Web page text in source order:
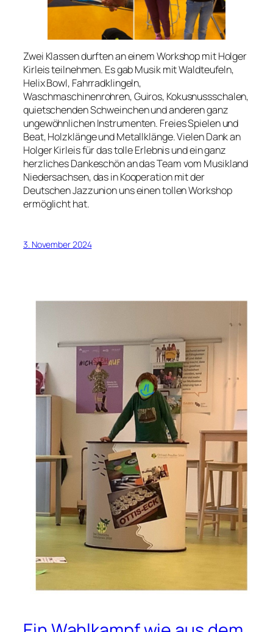
Zwei Klassen durften an einem Workshop mit Holger
Kirleis teilnehmen. Es gab Musik mit Waldteufeln,
Helix Bowl, Fahrradklingeln,
Waschmaschinenrohren, Guiros, Kokusnussschalen,
quietschenden Schweinchen und anderen ganz
ungewöhnlichen Instrumenten. Freies Spielen und
Beat, Holzklänge und Metallklänge. Vielen Dank an
Holger Kirleis für das tolle Erlebnis und ein ganz
herzliches Dankeschön an das Team vom Musikland
Niedersachsen, das in Kooperation mit der
Deutschen Jazzunion uns einen tollen Workshop
ermöglicht hat.
3. November 2024